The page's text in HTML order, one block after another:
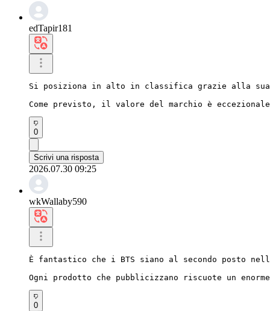
edTapir181
Si posiziona in alto in classifica grazie alla
Come previsto, il valore del marchio è
0
Scrivi una risposta
2026.07.30 09:25
wkWallaby590
È fantastico che i BTS siano al secondo posto
Ogni prodotto che pubblicizzano riscuote un
0